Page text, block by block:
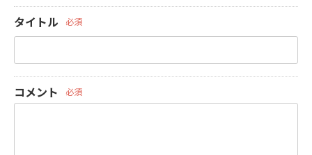
タイトル
必須
コメント 必須